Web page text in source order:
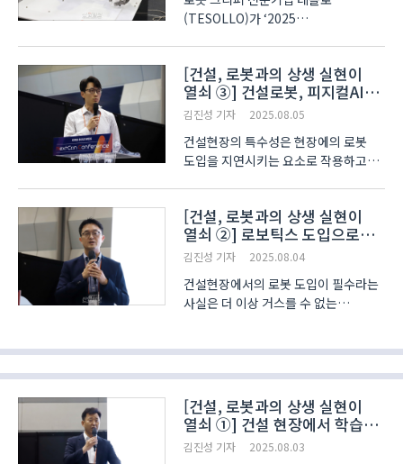
(TESOLLO)가 ‘2025
로봇에 사용할 수 있는 그리퍼를
공개했다. 이번에 선보인 제품은 4지
그리퍼다. 디스플레이 공정 중 필름
박피 작업이나..
[건설, 로봇과의 상생 실현이
열쇠 ③] 건설로봇, 피지컬AI
기반으로 선보여진다
김진성 기자 2025.08.05
건설현장의 특수성은 현장에의 로봇
도입을 지연시키는 요소로 작용하고
있지만 아직은 걸음마 단계에 불과한
것이 현실이다. 이에, 최근에는
지속적인 고도화가 이뤄지고 ..
[건설, 로봇과의 상생 실현이
열쇠 ②] 로보틱스 도입으로
건설 현장의 공정 자동화 실현
김진성 기자 2025.08.04
건설현장에서의 로봇 도입이 필수라는
사실은 더 이상 거스를 수 없는
다른 대안을 모색하는 것이 오히려
현명할 수도 있다. 이에, 건설현장의
로봇 도입을 통해 건설..
[건설, 로봇과의 상생 실현이
열쇠 ①] 건설 현장에서 학습
이뤄져야 진정한 건설 로봇
김진성 기자 2025.08.03